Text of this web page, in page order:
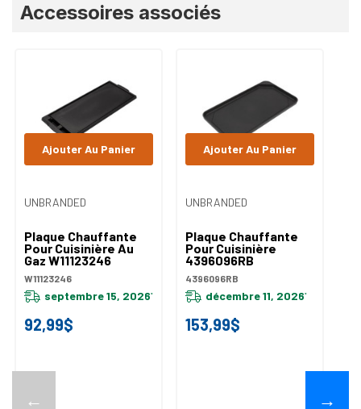
Accessoires associés
←
UNBRANDED
Plaque Chauffante
Pour Cuisinière Au
Gaz W11123246
W11123246
septembre 15, 2026*
92,99$
Ajouter Au Panier
UNBRANDED
Plaque Chauffante
Pour Cuisinière
4396096RB
4396096RB
décembre 11, 2026*
153,99$
Ajouter Au Panier
→